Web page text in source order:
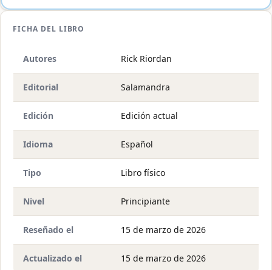
FICHA DEL LIBRO
Autores Rick Riordan
Editorial Salamandra
Edición Edición actual
Idioma Español
Tipo Libro físico
Nivel Principiante
Reseñado el 15 de marzo de 2026
Actualizado el 15 de marzo de 2026